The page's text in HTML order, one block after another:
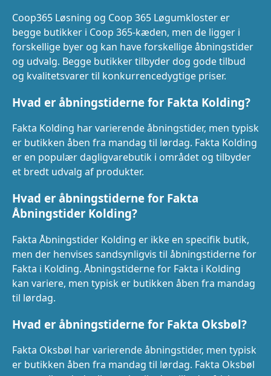
Coop365 Løsning og Coop 365 Løgumkloster er
begge butikker i Coop 365-kæden, men de ligger i
forskellige byer og kan have forskellige åbningstider
og udvalg. Begge butikker tilbyder dog gode tilbud
og kvalitetsvarer til konkurrencedygtige priser.
Hvad er åbningstiderne for Fakta Kolding?
Fakta Kolding har varierende åbningstider, men typisk
er butikken åben fra mandag til lørdag. Fakta Kolding
er en populær dagligvarebutik i området og tilbyder
et bredt udvalg af produkter.
Hvad er åbningstiderne for Fakta
Åbningstider Kolding?
Fakta Åbningstider Kolding er ikke en specifik butik,
men der henvises sandsynligvis til åbningstiderne for
Fakta i Kolding. Åbningstiderne for Fakta i Kolding
kan variere, men typisk er butikken åben fra mandag
til lørdag.
Hvad er åbningstiderne for Fakta Oksbøl?
Fakta Oksbøl har varierende åbningstider, men typisk
er butikken åben fra mandag til lørdag. Fakta Oksbøl